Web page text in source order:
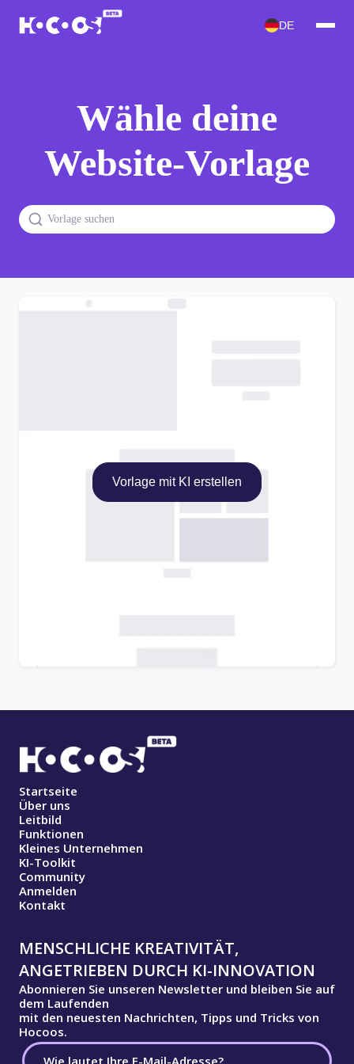
DE
Wähle deine
Website-Vorlage
Vorlage mit KI erstellen
Startseite
Über uns
Leitbild
Funktionen
Kleines Unternehmen
KI-Toolkit
Community
Anmelden
Kontakt
MENSCHLICHE KREATIVITÄT,
ANGETRIEBEN DURCH KI-INNOVATION
Abonnieren Sie unseren Newsletter und bleiben Sie auf
dem Laufenden
mit den neuesten Nachrichten, Tipps und Tricks von
Hocoos.